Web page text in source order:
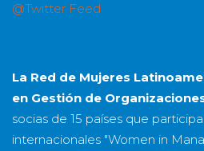
@Twitter Feed
La Red de Mujeres
en Gestión de
socias de 15 países que
internacionales "Women in